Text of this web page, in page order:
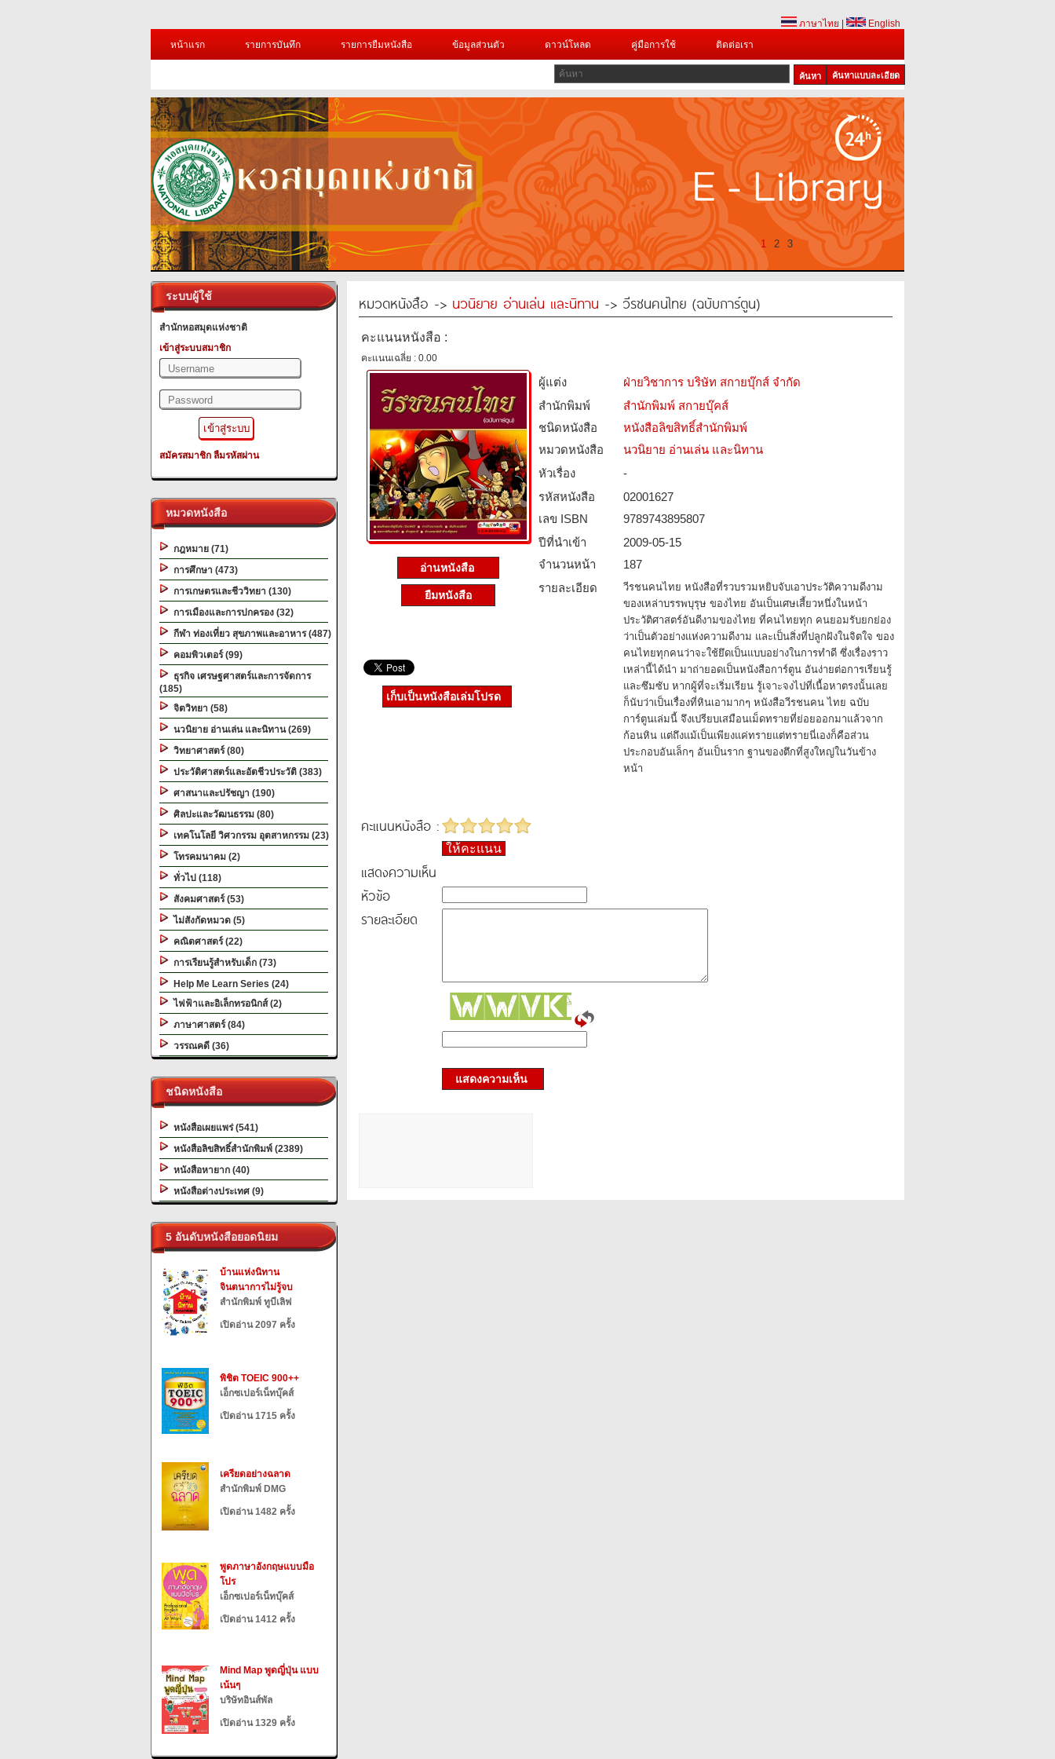
ภาษาไทย
English
หน้าแรก
รายการบันทึก รายการยืมหนังสือ ข้อมูลส่วนตัว ดาวน์โหลด คู่มือการใช้ ติดต่อเรา
ค้นหาแบบละเอียด
1 2 3
ระบบผู้ใช้
สำนักหอสมุดแห่งชาติ
เข้าสู่ระบบสมาชิก
สมัครสมาชิก ลืมรหัสผ่าน
หมวดหนังสือ
กฎหมาย (71)
การศึกษา (473)
การเกษตรและชีววิทยา (130)
การเมืองและการปกครอง (32)
กีฬา ท่องเที่ยว สุขภาพและอาหาร (487)
คอมพิวเตอร์ (99)
ธุรกิจ เศรษฐศาสตร์และการจัดการ
(185)
จิตวิทยา (58)
นวนิยาย อ่านเล่น และนิทาน (269)
วิทยาศาสตร์ (80)
ประวัติศาสตร์และอัตชีวประวัติ (383)
ศาสนาและปรัชญา (190)
ศิลปะและวัฒนธรรม (80)
เทคโนโลยี วิศวกรรม อุตสาหกรรม (23)
โทรคมนาคม (2)
ทั่วไป (118)
สังคมศาสตร์ (53)
ไม่สังกัดหมวด (5)
คณิตศาสตร์ (22)
การเรียนรู้สำหรับเด็ก (73)
Help Me Learn Series (24)
ไฟฟ้าและอิเล็กทรอนิกส์ (2)
ภาษาศาสตร์ (84)
วรรณคดี (36)
ชนิดหนังสือ
หนังสือเผยแพร่ (541)
หนังสือลิขสิทธิ์สำนักพิมพ์ (2389)
หนังสือหายาก (40)
หนังสือต่างประเทศ (9)
5 อันดับหนังสือยอดนิยม
บ้านแห่งนิทาน
จินตนาการไม่รู้จบ
สำนักพิมพ์ ทูบีเลิฟ
เปิดอ่าน 2097 ครั้ง
พิชิต TOEIC 900++
เอ็กซเปอร์เน็ทบุ๊คส์
เปิดอ่าน 1715 ครั้ง
เครียดอย่างฉลาด
สำนักพิมพ์ DMG
เปิดอ่าน 1482 ครั้ง
พูดภาษาอังกฤษแบบมือ
โปร
เอ็กซเปอร์เน็ทบุ๊คส์
เปิดอ่าน 1412 ครั้ง
Mind Map พูดญี่ปุ่น แบบ
เน้นๆ
บริษัทอินส์พัล
เปิดอ่าน 1329 ครั้ง
หมวดหนังสือ -> นวนิยาย อ่านเล่น และนิทาน -> วีรชนคนไทย (ฉบับการ์ตูน)
คะแนนหนังสือ :
คะแนนเฉลี่ย : 0.00
อ่านหนังสือ
ยืมหนังสือ
ผู้แต่ง
ฝ่ายวิชาการ บริษัท สกายบุ๊กส์ จำกัด
สำนักพิมพ์
สำนักพิมพ์ สกายบุ๊คส์
ชนิดหนังสือ­
หนังสือลิขสิทธิ์สำนักพิมพ์
หมวดหนังสือ­
นวนิยาย อ่านเล่น และนิทาน
หัวเรื่อง
-
รหัสหนังสือ­
02001627
เลข ISBN
9789743895807
ปีที่นำเข้า
2009-05-15
จำนวนหน้า
187
รายละเอียด
วีรชนคนไทย หนังสือที่รวบรวมหยิบจับเอาประวัติความดีงาม
ของเหล่าบรรพบุรุษ ของไทย อันเป็นเศษเสี้ยวหนึ่งในหน้า
ประวัติศาสตร์อันดีงามของไทย ที่คนไทยทุก คนยอมรับยกย่อง
ว่าเป็นตัวอย่างแห่งความดีงาม และเป็นสิ่งที่ปลูกฝังในจิตใจ ของ
คนไทยทุกคนว่าจะใช้ยึดเป็นแบบอย่างในการทำดี ซึ่งเรื่องราว
เหล่านี้ได้นำ มาถ่ายอดเป็นหนังสือการ์ตูน อันง่ายต่อการเรียนรู้
และซึมซับ หากผู้ที่จะเริ่มเรียน รู้เจาะจงไปที่เนื้อหาตรงนั้นเลย
ก็นับว่าเป็นเรื่องที่หินเอามากๆ หนังสือวีรชนคน ไทย ฉบับ
การ์ตูนเล่มนี้ จึงเปรียบเสมือนเม็ดทรายที่ย่อยออกมาแล้วจาก
ก้อนหิน แต่ถึงแม้เป็นเพียงแค่ทรายแต่ทรายนี่เองก็คือส่วน
ประกอบอันเล็กๆ อันเป็นราก ฐานของตึกที่สูงใหญ่ในวันข้าง
หน้า
เก็บเป็นหนังสือเล่มโปรด
คะแนนหนังสือ :
ให้คะแนน
แสดงความเห็น
หัวข้อ
รายละเอียด
แสดงความเห็น